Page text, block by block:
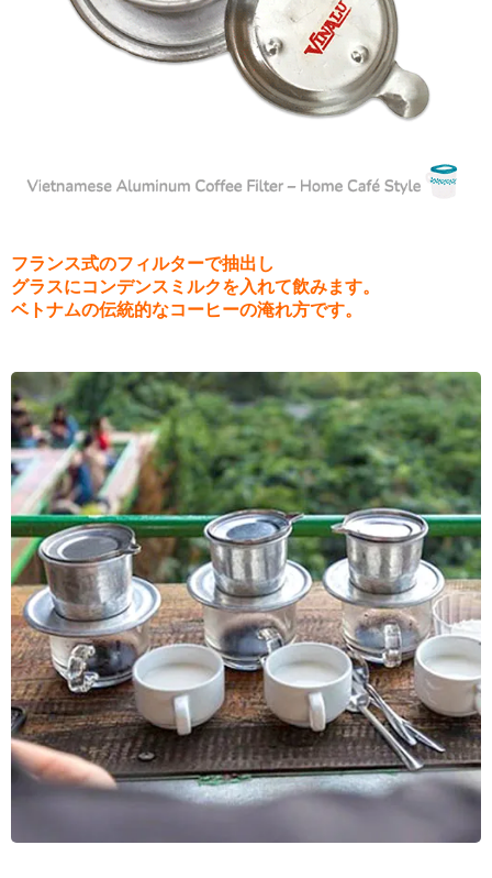
フランス式のフィルターで抽出し
グラスにコンデンスミルクを入れて飲みます。
ベトナムの伝統的なコーヒーの淹れ方です。